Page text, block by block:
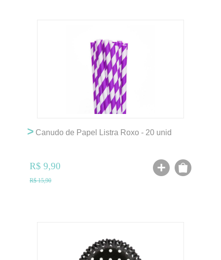
> Canudo de Papel Listra Roxo - 20 unid
R$ 9,90
R$ 15,90